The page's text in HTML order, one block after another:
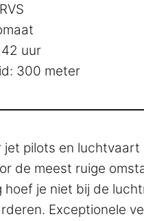
uur
300 meter
jet pilots en
de meest ruige
hoef je niet bij de
Exceptionele